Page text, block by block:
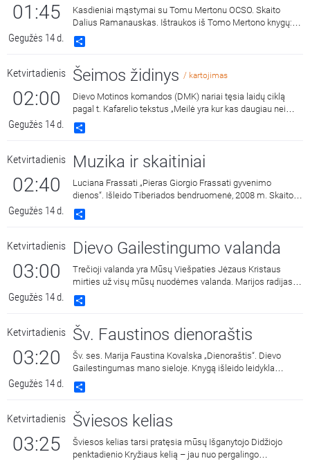
01:45
Gegužės 14 d.
Kasdieniai mąstymai su Tomu Mertonu OCSO. Skaito
Dalius Ramanauskas. Ištraukos iš Tomo Mertono knygų:
„Septynaukštis kalnas“, išleido „Katalikų pasaulio leidiniai“,
2011 m. ir „Jonos ženklas“, išleido „Katalikų pasaulio
Ketvirtadienis
02:00
Gegužės 14 d.
Šeimos židinys / kartojimas
Dievo Motinos komandos (DMK) nariai tęsia laidų ciklą
pagal t. Kafarelio tekstus „Meilė yra kur kas daugiau nei
meilė“. Aptariama tema: „Poros gyvenimo liudijimas“.
Laidą veda Gintarė ir Gedas Malinauskai. Laidoje
Ketvirtadienis
02:40
Gegužės 14 d.
Muzika ir skaitiniai
Luciana Frassati „Pieras Giorgio Frassati gyvenimo
dienos“. Išleido Tiberiados bendruomenė, 2008 m. Skaito
Jonas Lamauskas.
Ketvirtadienis
03:00
Gegužės 14 d.
Dievo Gailestingumo valanda
Trečioji valanda yra Mūsų Viešpaties Jėzaus Kristaus
mirties už visų mūsų nuodėmes valanda. Marijos radijas
kasdien 15:00 ir 3:00 kviečia melstis drauge kalbant Dievo
Gailestingumo vainikėlį ir litaniją bei pasiklausyti ištraukų iš
Dievo Gailestingumo šventovės Vilniuje, kur saugomas ir
pagal šv. Faustinos regėjimus.
Ketvirtadienis
03:20
Gegužės 14 d.
Šv. Faustinos dienoraštis
Šv. ses. Marija Faustina Kovalska „Dienoraštis“. Dievo
Gailestingumas mano sieloje. Knygą išleido leidykla
„Katalikų pasaulio leidiniai“, 2014 m.
Ketvirtadienis
03:25
Šviesos kelias
Šviesos kelias tarsi pratęsia mūsų Išganytojo Didžiojo
penktadienio Kryžiaus kelią – jau nuo pergalingo